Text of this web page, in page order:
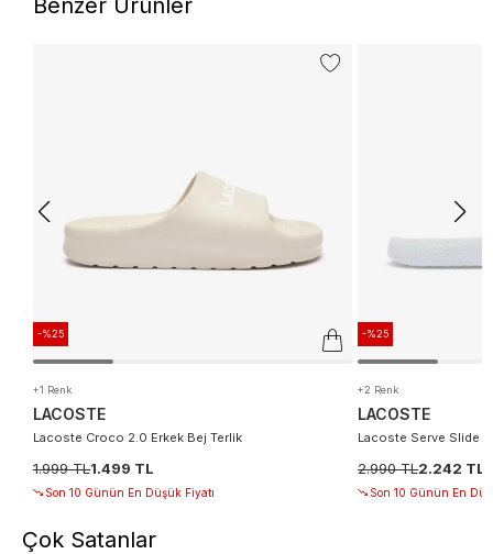
Benzer Ürünler
-%25
+1 Renk
LACOSTE
Lacoste Croco 2.0 Erkek Bej Terlik
1.999 TL1.499 TL
Son 10 Günün En Düşük Fiyatı
-%25
+2 Renk
LACOSTE
Lacoste Serve Slide
2.990 TL2.242 TL
Son 10 Günün En
Çok Satanlar